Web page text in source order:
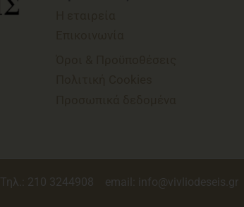
Τηλ.: 210 3244908 email: info@vivliodeseis.gr